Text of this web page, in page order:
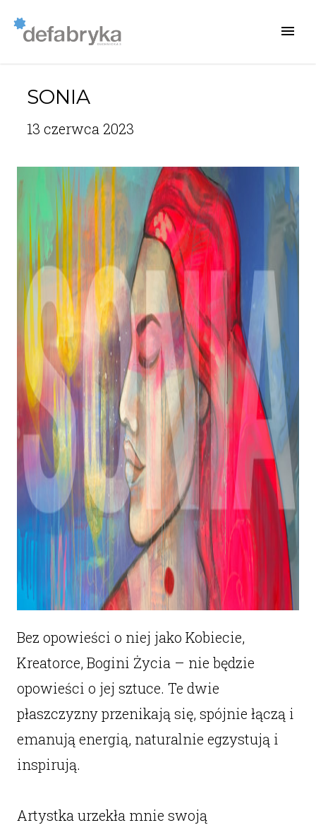
SONIA
13 czerwca 2023
Bez opowieści o niej jako Kobiecie,
Kreatorce, Bogini Życia – nie będzie
opowieści o jej sztuce. Te dwie
płaszczyzny przenikają się, spójnie łączą i
emanują energią, naturalnie egzystują i
inspirują.
Artystka urzekła mnie swoją